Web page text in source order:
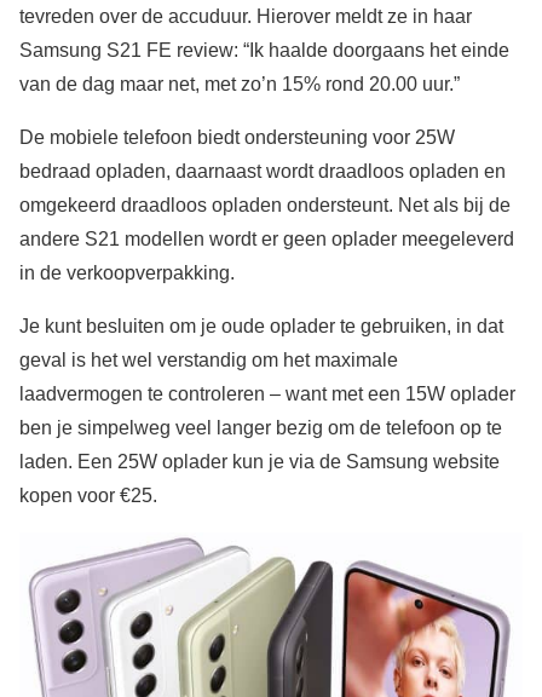
tevreden over de accuduur. Hierover meldt ze in haar
Samsung S21 FE review: “Ik haalde doorgaans het einde
van de dag maar net, met zo’n 15% rond 20.00 uur.”
De mobiele telefoon biedt ondersteuning voor 25W
bedraad opladen, daarnaast wordt draadloos opladen en
omgekeerd draadloos opladen ondersteunt. Net als bij de
andere S21 modellen wordt er geen oplader meegeleverd
in de verkoopverpakking.
Je kunt besluiten om je oude oplader te gebruiken, in dat
geval is het wel verstandig om het maximale
laadvermogen te controleren – want met een 15W oplader
ben je simpelweg veel langer bezig om de telefoon op te
laden. Een 25W oplader kun je via de Samsung website
kopen voor €25.